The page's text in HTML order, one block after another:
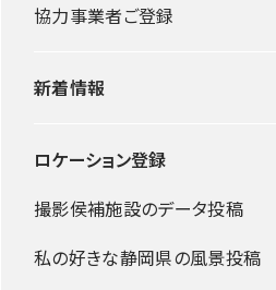
協力事業者ご登録
新着情報
ロケーション登録
撮影侯補施設のデータ投稿
私の好きな静岡県の風景投稿